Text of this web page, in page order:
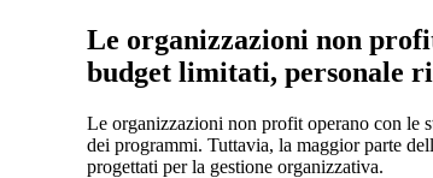
Le organizzazioni non
budget limitati, personale
Le organizzazioni non profit operano con le
dei programmi. Tuttavia, la maggior parte
progettati per la gestione organizzativa.